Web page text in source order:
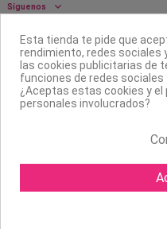
Síguenos
Boletín
Esta tienda te pide que
rendimiento, redes sociales
las cookies publicitarias de
funciones de redes
¿Aceptas estas cookies y
personales involucrados?